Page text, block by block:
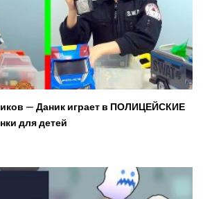
— Даник играет в ПОЛИЦЕЙСКИЕ
для детей